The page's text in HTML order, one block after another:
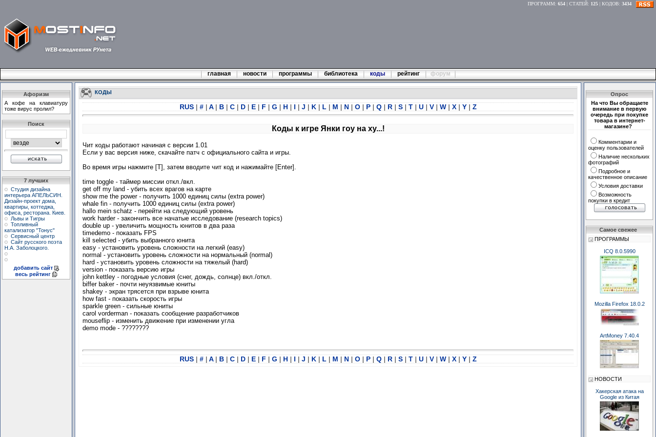
ПРОГРАММ: 654 | СТАТЕЙ: 125 | КОДОВ: 3434
главная новости программы библиотека коды рейтинг форум
Афоризм
А кофе на клавиатуpу
тоже виpус пpолил?
Поиск
7 лучших
Студия дизайна
интерьера АПЕЛЬСИН.
Дизайн-проект дома,
квартиры, коттеджа,
офиса, ресторана. Киев.
Львы и Тигры
Топливный
катализатор "Тонус"
Сервисный центр
Сайт русского поэта
Н.А. Заболоцкого.
добавить сайт
весь рейтинг
КОДЫ
RUS | # | A | B | C | D | E | F | G | H | I | J | K | L | M | N | O | P | Q | R | S | T | U | V | W | X | Y | Z
Коды к игре Янки гоу на ху...!
Чит коды работают начиная с версии 1.01
Если у вас версия ниже, скачайте патч с официального сайта и игры.
Во время игры нажмите [T], затем вводите чит код и нажимайте [Enter].
time toggle - таймер миссии откл./вкл.
get off my land - убить всех врагов на карте
show me the power - получить 1000 единиц силы (extra power)
whale fin - получить 1000 единиц силы (extra power)
hallo mein schatz - перейти на следующий уровень
work harder - закончить все начатые исследование (research topics)
double up - увеличить мощность юнитов в два раза
timedemo - показать FPS
kill selected - убить выбранного юнита
easy - установить уровень сложности на легкий (easy)
normal - установить уровень сложности на нормальный (normal)
hard - установить уровень сложности на тяжелый (hard)
version - показать версию игры
john kettley - погодные условия (снег, дождь, солнце) вкл./откл.
biffer baker - почти неуязвимые юниты
shakey - экран трясется при взрыве юнита
how fast - показать скорость игры
sparkle green - сильные юниты
carol vorderman - показать сообщение разработчиков
mouseflip - изменить движение при изменении угла
demo mode - ????????
RUS | # | A | B | C | D | E | F | G | H | I | J | K | L | M | N | O | P | Q | R | S | T | U | V | W | X | Y | Z
Опрос
На что Вы обращаете
внимание в первую
очередь при покупке
товара в интернет-
магазине?
Комментарии и
оценку пользователей
Наличие нескольких
фотографий
Подробное и
качественное описание
Условия доставки
Возможность
покупки в кредит
Самое свежее
ПРОГРАММЫ
ICQ 8.0.5990
Mozilla Firefox 18.0.2
ArtMoney 7.40.4
НОВОСТИ
Хакерская атака на
Google из Китая